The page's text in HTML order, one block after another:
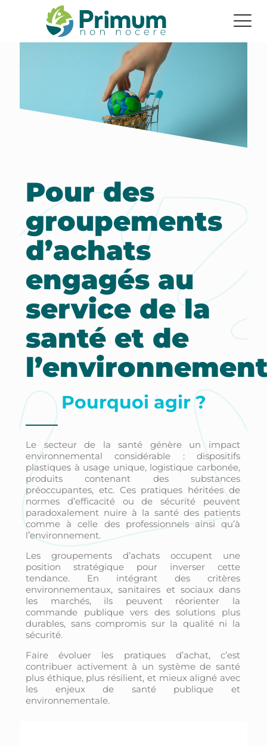
Pour des
groupements
d’achats
engagés au
service de la
santé et de
Pourquoi agir ?
Le secteur de la santé génère un impact
environnemental considérable : dispositifs
plastiques à usage unique, logistique carbonée,
produits contenant des substances
préoccupantes, etc. Ces pratiques héritées de
normes d’efficacité ou de sécurité peuvent
paradoxalement nuire à la santé des patients
comme à celle des professionnels ainsi qu’à
l’environnement.
Les groupements d’achats occupent une
position stratégique pour inverser cette
tendance. En intégrant des critères
environnementaux, sanitaires et sociaux dans
les marchés, ils peuvent réorienter la
commande publique vers des solutions plus
durables, sans compromis sur la qualité ni la
sécurité.
Faire évoluer les pratiques d’achat, c’est
contribuer activement à un système de santé
plus éthique, plus résilient, et mieux aligné avec
les enjeux de santé publique et
environnementale.